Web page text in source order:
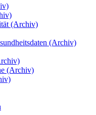
(Archiv)
(Archiv)
(Archiv)